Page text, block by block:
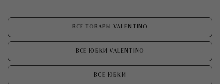
ВСЕ ТОВАРЫ VALENTINO
ВСЕ ЮБКИ VALENTINO
ВСЕ ЮБКИ